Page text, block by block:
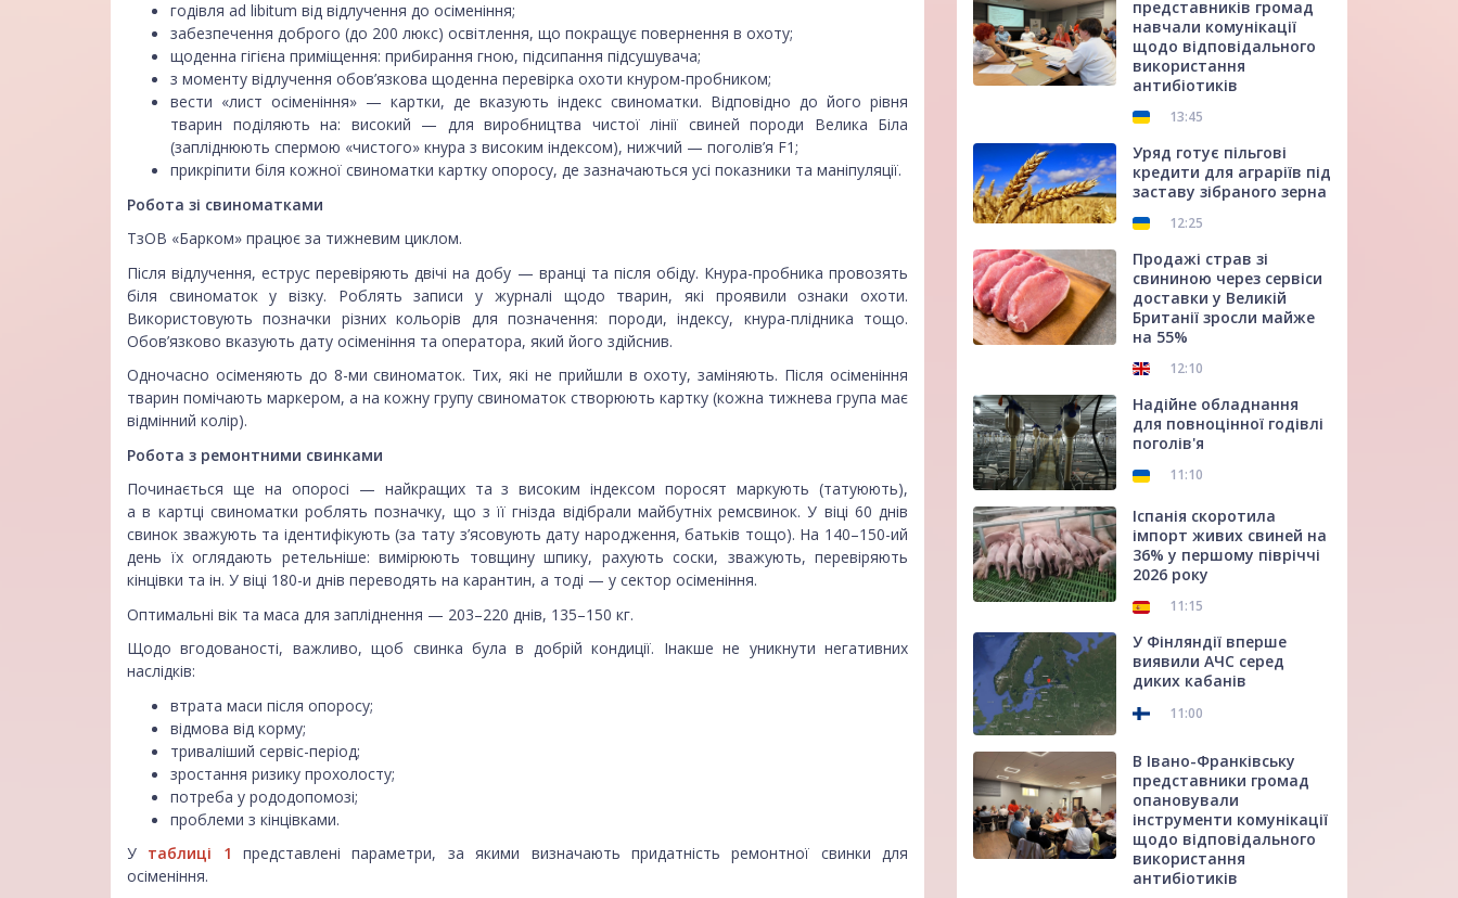
годівля ad libitum від відлучення до осіменіння;
забезпечення доброго (до 200 люкс) освітлення, що покращує повернення в охоту;
щоденна гігієна приміщення: прибирання гною, підсипання підсушувача;
з моменту відлучення обов’язкова щоденна перевірка охоти кнуром-пробником;
вести «лист осіменіння» — картки, де вказують індекс свиноматки. Відповідно до його рівня
тварин поділяють на: високий — для виробництва чистої лінії свиней породи Велика Біла
(запліднюють спермою «чистого» кнура з високим індексом), нижчий — поголів’я F1;
прикріпити біля кожної свиноматки картку опоросу, де зазначаються усі показники та маніпуляції.
Робота зі свиноматками
ТзОВ «Барком» працює за тижневим циклом.
Після відлучення, еструс перевіряють двічі на добу — вранці та після обіду. Кнура-пробника провозять
біля свиноматок у візку. Роблять записи у журналі щодо тварин, які проявили ознаки охоти.
Використовують позначки різних кольорів для позначення: породи, індексу, кнура-плідника тощо.
Обов’язково вказують дату осіменіння та оператора, який його здійснив.
Одночасно осіменяють до 8-ми свиноматок. Тих, які не прийшли в охоту, заміняють. Після осіменіння
тварин помічають маркером, а на кожну групу свиноматок створюють картку (кожна тижнева група має
відмінний колір).
Робота з ремонтними свинками
Починається ще на опоросі — найкращих та з високим індексом поросят маркують (татуюють),
а в картці свиноматки роблять позначку, що з її гнізда відібрали майбутніх ремсвинок. У віці 60 днів
свинок зважують та ідентифікують (за тату з’ясовують дату народження, батьків тощо). На 140–150-ий
день їх оглядають ретельніше: вимірюють товщину шпику, рахують соски, зважують, перевіряють
кінцівки та ін. У віці 180-и днів переводять на карантин, а тоді — у сектор осіменіння.
Оптимальні вік та маса для запліднення — 203–220 днів, 135–150 кг.
Щодо вгодованості, важливо, щоб свинка була в добрій кондиції. Інакше не уникнути негативних
наслідків:
втрата маси після опоросу;
відмова від корму;
триваліший сервіс-період;
зростання ризику прохолосту;
потреба у рододопомозі;
проблеми з кінцівками.
У таблиці 1 представлені параметри, за якими визначають придатність ремонтної свинки для
осіменіння.
представників громад
навчали комунікації
щодо відповідального
використання
антибіотиків
13:45
Уряд готує пільгові
кредити для аграріїв під
заставу зібраного зерна
12:25
Продажі страв зі
свининою через сервіси
доставки у Великій
Британії зросли майже
на 55%
12:10
Надійне обладнання
для повноцінної годівлі
поголів'я
11:10
Іспанія скоротила
імпорт живих свиней на
36% у першому півріччі
2026 року
11:15
У Фінляндії вперше
виявили АЧС серед
диких кабанів
11:00
В Івано-Франківську
представники громад
опановували
інструменти комунікації
щодо відповідального
використання
антибіотиків